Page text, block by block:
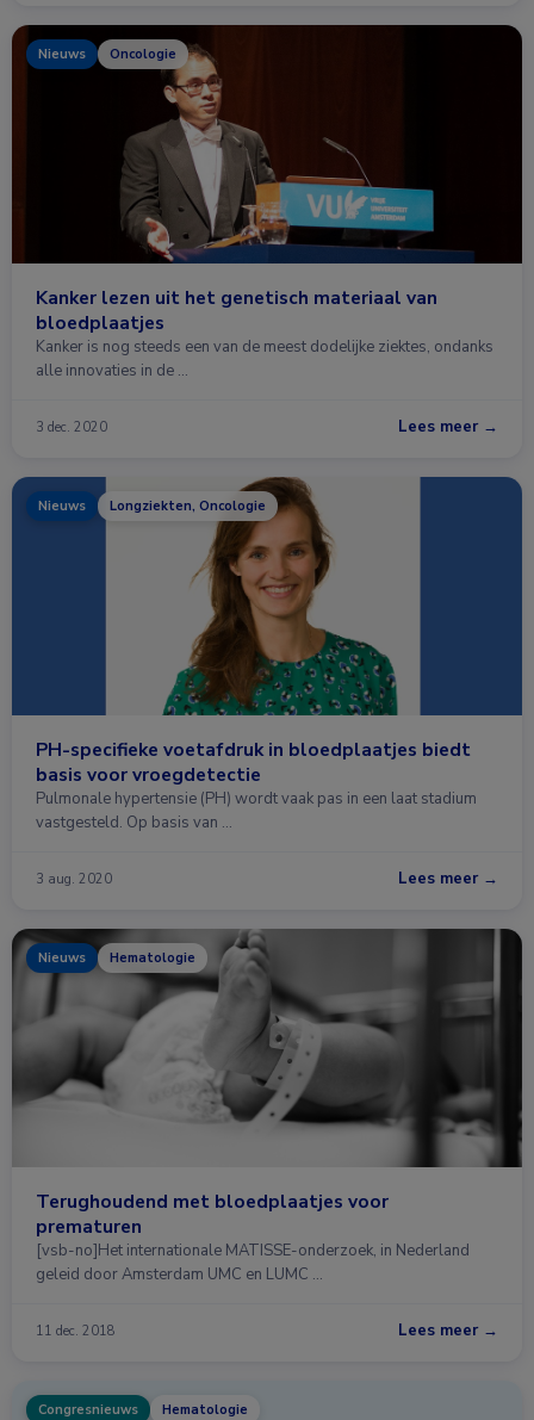
Nieuws Oncologie
Kanker lezen uit het genetisch materiaal van
bloedplaatjes
Kanker is nog steeds een van de meest dodelijke ziektes, ondanks
alle innovaties in de …
3 dec. 2020 Lees meer →
Nieuws Longziekten, Oncologie
PH-specifieke voetafdruk in bloedplaatjes biedt
basis voor vroegdetectie
Pulmonale hypertensie (PH) wordt vaak pas in een laat stadium
vastgesteld. Op basis van …
3 aug. 2020 Lees meer →
Nieuws Hematologie
Terughoudend met bloedplaatjes voor
prematuren
[vsb-no]Het internationale MATISSE-onderzoek, in Nederland
geleid door Amsterdam UMC en LUMC …
11 dec. 2018 Lees meer →
Congresnieuws Hematologie